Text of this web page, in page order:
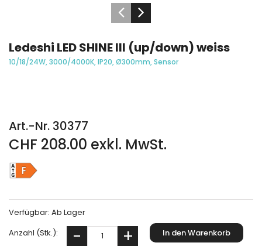
Ledeshi LED SHINE III (up/down) weiss
10/18/24W, 3000/4000K, IP20, Ø300mm, Sensor
Art.-Nr. 30377
CHF 208.00 exkl. MwSt.
Verfügbar: Ab Lager
Anzahl (Stk.):